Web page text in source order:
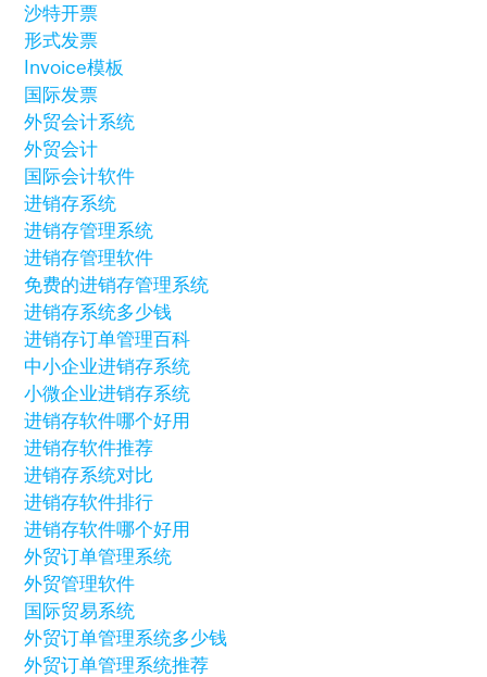
沙特开票
形式发票
Invoice模板
国际发票
外贸会计系统
外贸会计
国际会计软件
进销存系统
进销存管理系统
进销存管理软件
免费的进销存管理系统
进销存系统多少钱
进销存订单管理百科
中小企业进销存系统
小微企业进销存系统
进销存软件哪个好用
进销存软件推荐
进销存系统对比
进销存软件排行
进销存软件哪个好用
外贸订单管理系统
外贸管理软件
国际贸易系统
外贸订单管理系统多少钱
外贸订单管理系统推荐